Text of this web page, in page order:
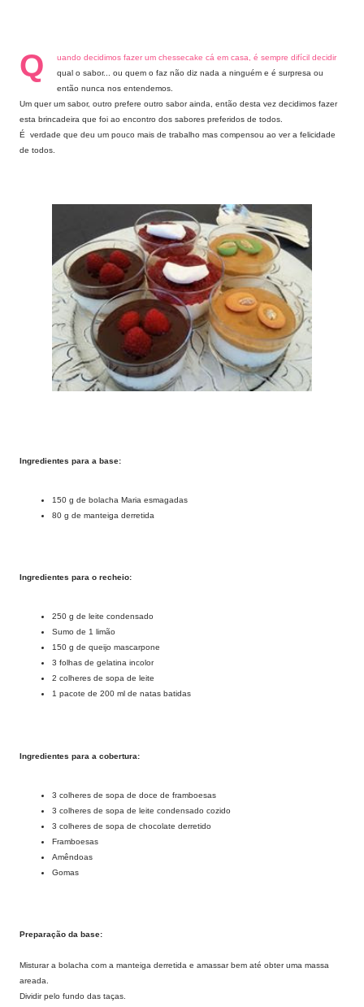
Q
uando decidimos fazer um chessecake cá em casa, é sempre difícil decidir
qual o sabor... ou quem o faz não diz nada a ninguém e é surpresa ou
então nunca nos entendemos.
Um quer um sabor, outro prefere outro sabor ainda, então desta vez decidimos fazer
esta brincadeira que foi ao encontro dos sabores preferidos de todos.
É verdade que deu um pouco mais de trabalho mas compensou ao ver a felicidade
de todos.
Ingredientes para a base:
150 g de bolacha Maria esmagadas
80 g de manteiga derretida
Ingredientes para o recheio:
250 g de leite condensado
Sumo de 1 limão
150 g de queijo mascarpone
3 folhas de gelatina incolor
2 colheres de sopa de leite
1 pacote de 200 ml de natas batidas
Ingredientes para a cobertura:
3 colheres de sopa de doce de framboesas
3 colheres de sopa de leite condensado cozido
3 colheres de sopa de chocolate derretido
Framboesas
Amêndoas
Gomas
Preparação da base:
Misturar a bolacha com a manteiga derretida e amassar bem até obter uma massa
areada.
Dividir pelo fundo das taças.